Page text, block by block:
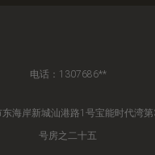
电话：1307686**
海岸新城汕港路1号宝能时代湾
号房之二十五